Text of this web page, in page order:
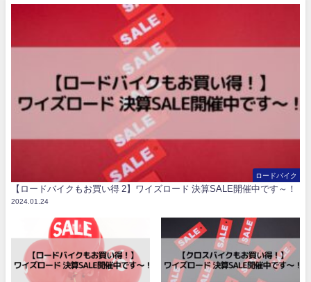
ロードバイク
【ロードバイクもお買い得 2】ワイズロード 決算SALE開催中です～！
2024.01.24